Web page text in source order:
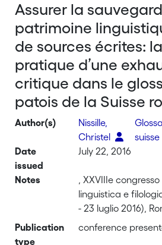
Assurer la
patrimoine
de sources écrites:
pratique d’une
critique dans le
patois de la Suisse
Author(s)
Nissille,
Christel
Date
issued
July 22, 2016
Notes
, XXVIIIe
linguistica e
- 23 luglio 2016),
Publication
type
conference